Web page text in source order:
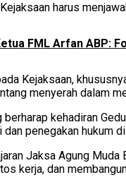
harus
FML Arfan ABP:
Kejaksaan,
menyerah dalam
kehadiran
penegakan hukum
Jaksa Agung
kerja, dan